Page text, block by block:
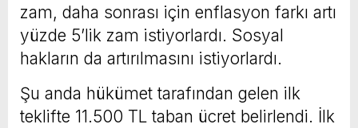
zam, daha sonrası için enflasyon farkı artı
yüzde 5’lik zam istiyorlardı. Sosyal
hakların da artırılmasını istiyorlardı.
Şu anda hükümet tarafından gelen ilk
teklifte 11.500 TL taban ücret belirlendi. İlk